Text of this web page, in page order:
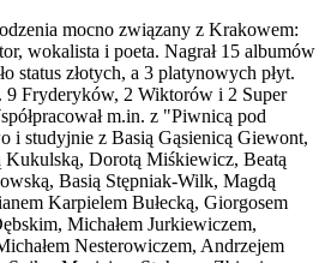
mocno związany z Krakowem:
wokalista i poeta. Nagrał 15 albumów
status złotych, a 3 platynowych płyt.
9 Fryderyków, 2 Wiktorów i 2 Super
m.in. z "Piwnicą pod
i studyjnie z Basią Gąsienicą Giewont,
Kukulską, Dorotą Miśkiewicz, Beatą
Basią Stępniak-Wilk, Magdą
Karpielem Bułecką, Giorgosem
Michałem Jurkiewiczem,
Nesterowiczem, Andrzejem